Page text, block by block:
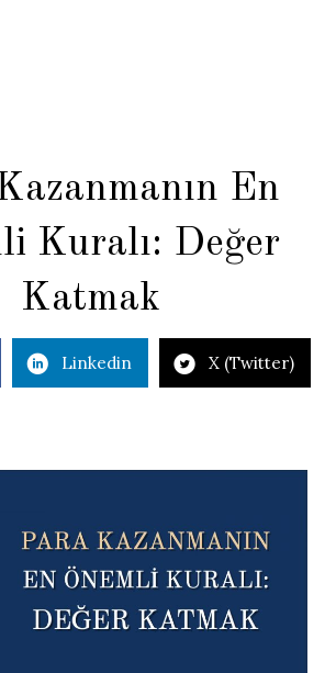
En
Kuralı: Değer
Katmak
Linkedin X (Twitter)